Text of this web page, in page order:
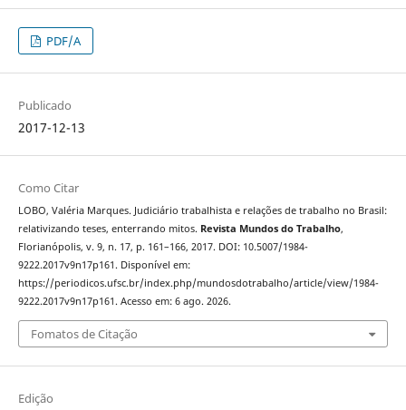
PDF/A
Publicado
2017-12-13
Como Citar
LOBO, Valéria Marques. Judiciário trabalhista e relações de trabalho no Brasil:
relativizando teses, enterrando mitos. Revista Mundos do Trabalho,
Florianópolis, v. 9, n. 17, p. 161–166, 2017. DOI: 10.5007/1984-
9222.2017v9n17p161. Disponível em:
https://periodicos.ufsc.br/index.php/mundosdotrabalho/article/view/1984-
9222.2017v9n17p161. Acesso em: 6 ago. 2026.
Fomatos de Citação
Edição